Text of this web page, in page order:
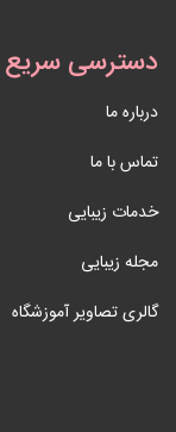
دسترسی سریع
درباره ما
تماس با ما
خدمات زیبایی
مجله زیبایی
گالری تصاویر آموزشگاه